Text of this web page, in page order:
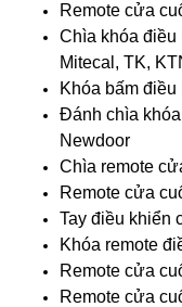
Remote cửa
Chìa khóa điều
Mitecal, TK,
Khóa bấm
Đánh chìa
Newdoor
Chìa remote
Remote cửa
Tay điều khiển
Khóa remote
Remote cửa
Remote cửa